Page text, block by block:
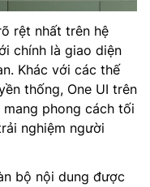
rệt nhất trên hệ
chính là giao diện
Khác với các thế
thống, One UI trên
mang phong cách tối
nghiệm người
bộ nội dung được